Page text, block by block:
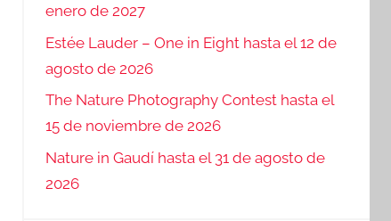
enero de 2027
Estée Lauder – One in Eight hasta el 12 de
agosto de 2026
The Nature Photography Contest hasta el
15 de noviembre de 2026
Nature in Gaudí hasta el 31 de agosto de
2026